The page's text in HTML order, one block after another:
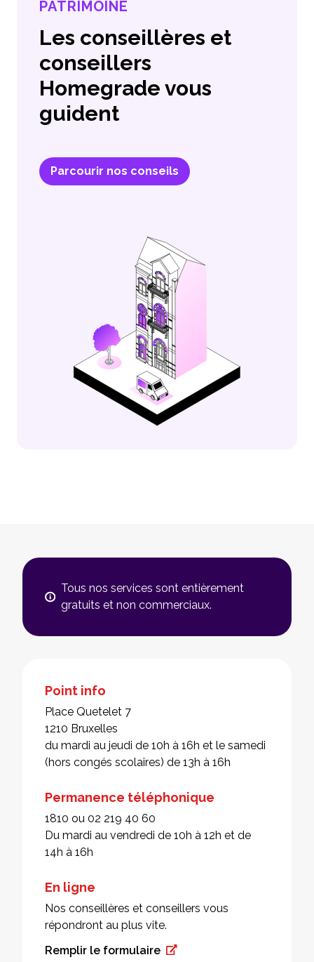
PATRIMOINE
Les conseillères et
conseillers
Homegrade vous
guident
Parcourir nos conseils
Tous nos services sont entièrement
gratuits et non commerciaux.
Point info
Place Quetelet 7
1210 Bruxelles
du mardi au jeudi de 10h à 16h et le samedi
(hors congés scolaires) de 13h à 16h
Permanence téléphonique
1810 ou 02 219 40 60
Du mardi au vendredi de 10h à 12h et de
14h à 16h
En ligne
Nos conseillères et conseillers vous
répondront au plus vite.
Remplir le formulaire